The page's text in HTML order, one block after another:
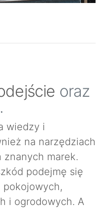
oraz
wiedzy i
na narzędziach
marek.
podejmę się
pokojowych,
i ogrodowych. A